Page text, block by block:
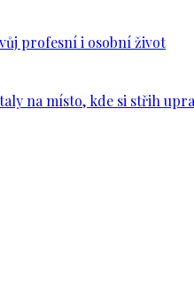
profesní i osobní život
na místo, kde si střih